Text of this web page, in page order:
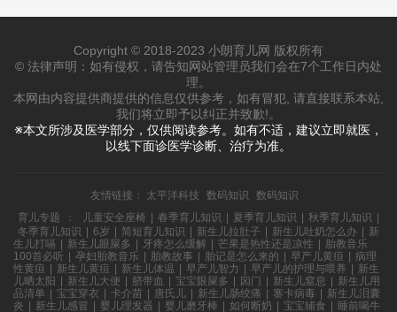
Copyright © 2018-2023 小朗育儿网 版权所有
© 法律声明：如有侵权，请告知网站管理员我们会在7个工作日内处
理。
本网由内容提供商提供的信息仅供参考，如有冒犯, 请直接联系本站,
我们将立即予以纠正并致歉!。
※本文所涉及医学部分，仅供阅读参考。如有不适，建议立即就医，
以线下面诊医学诊断、治疗为准。
友情链接： 太平洋科技 数码知识
数码知识
育儿专题
： 儿童安全座椅 春季育儿知识 夏季育儿知识 秋季育儿知识
冬季育儿知识
6岁 简短育儿知识 新生儿拉肚子 新生儿吐奶怎么办
新
生儿打嗝
新生儿眼屎多 牙疼怎么缓解 芒果是热性还是凉性
胎教音乐
100首必听
孕妇胎教音乐 胎教故事 胎记是怎么来的 早产儿黄疸
病理
性黄疸
新生儿黄疸 新生儿体温 早产儿智力 早产儿的护理与喂养
新生
儿晒太阳
新生儿大便 脐带血 宝宝眼屎多 囟门 新生儿窒息
新生儿用
品清单
宝宝穿衣 卡介苗 唐氏儿 新生儿肠绞痛 寨卡病毒
新生儿泪囊
炎
新生儿感冒 婴儿理发器 婴儿磨牙棒 如何断奶 宝宝辅食 睡前喝牛